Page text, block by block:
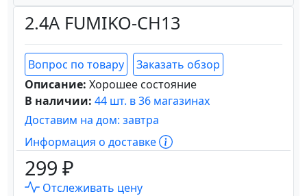
2.4A FUMIKO-CH13
Вопрос по товару
Заказать обзор
Описание: Хорошее состояние
В наличии: 44 шт. в 36 магазинах
Доставим на дом: завтра
Информация о доставке
299 ₽
Отслеживать цену